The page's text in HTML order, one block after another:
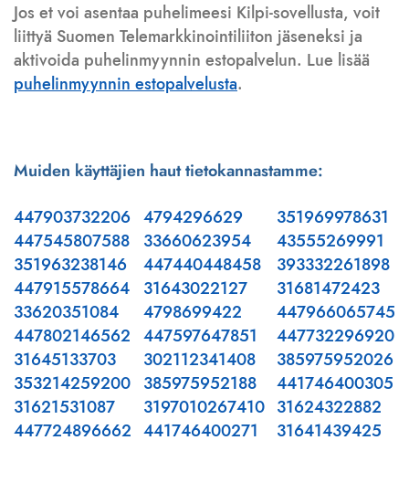
Jos et voi asentaa puhelimeesi Kilpi-sovellusta, voit
liittyä Suomen Telemarkkinointiliiton jäseneksi ja
aktivoida puhelinmyynnin estopalvelun. Lue lisää
puhelinmyynnin estopalvelusta.
Muiden käyttäjien haut tietokannastamme:
447903732206
447545807588
351963238146
447915578664
33620351084
447802146562
31645133703
353214259200
31621531087
447724896662
4794296629
33660623954
447440448458
31643022127
4798699422
447597647851
302112341408
385975952188
3197010267410
441746400271
351969978631
43555269991
393332261898
31681472423
447966065745
447732296920
385975952026
441746400305
31624322882
31641439425